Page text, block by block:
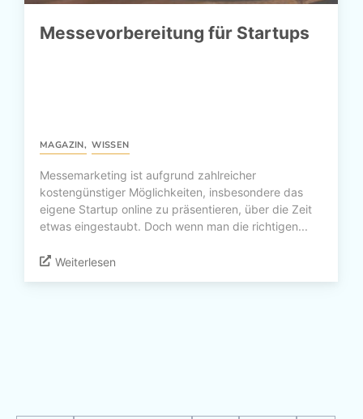
Messevorbereitung für Startups
MAGAZIN, WISSEN
Messemarketing ist aufgrund zahlreicher
kostengünstiger Möglichkeiten, insbesondere das
eigene Startup online zu präsentieren, über die Zeit
etwas eingestaubt. Doch wenn man die richtigen...
Weiterlesen